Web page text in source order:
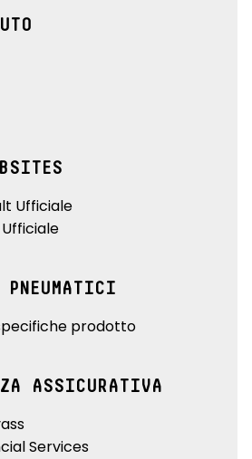
Ufficiale
PNEUMATICI
prodotto
ASSICURATIVA
Services